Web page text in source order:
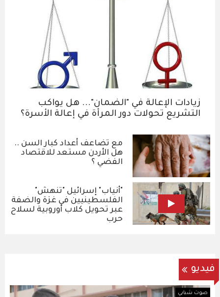
زيادات الإعالة في "الضمان"... هل يواكب
التشريع تحولات دور المرأة في إعالة الأسرة؟
مع تضاعف أعداد كبار السن ..
هل الأردن مستعد للاقتصاد
الفضي ؟
"أنياب" إسرائيل "تنهش"
الفلسطينيين في غزة والضفة
عبر تحويل كلاب أوروبية لسلاح
حرب
فيديو
صوت شبابي